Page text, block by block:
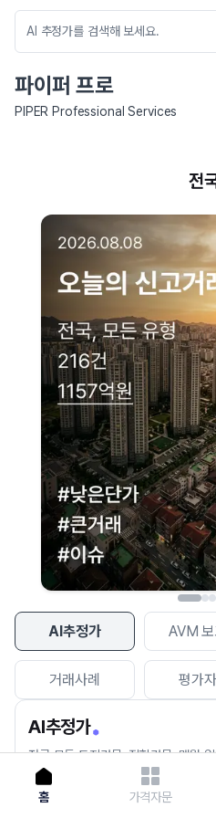
파이퍼 프로
PIPER Professional Services
AI추정가 AVM 보
거래사례 평가
AI추정가
전국 모든 토지건물, 집합건물, 매월
세요.
네이버 지도
현재 네이버 지도 연결이 원활하
이용에 불편을 드
다시
홈 가격자문